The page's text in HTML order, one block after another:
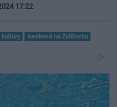
17:22
kultury weekend na Żoliborzu